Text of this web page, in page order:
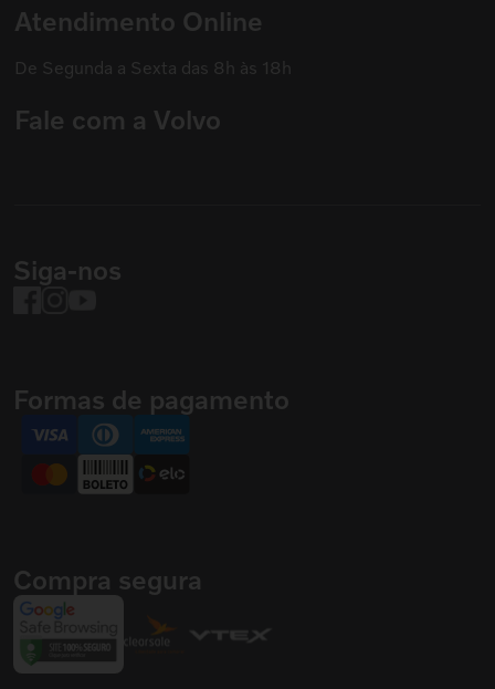
Atendimento Online
De Segunda a Sexta das 8h às 18h
Fale com a Volvo
Siga-nos
Formas de pagamento
Compra segura